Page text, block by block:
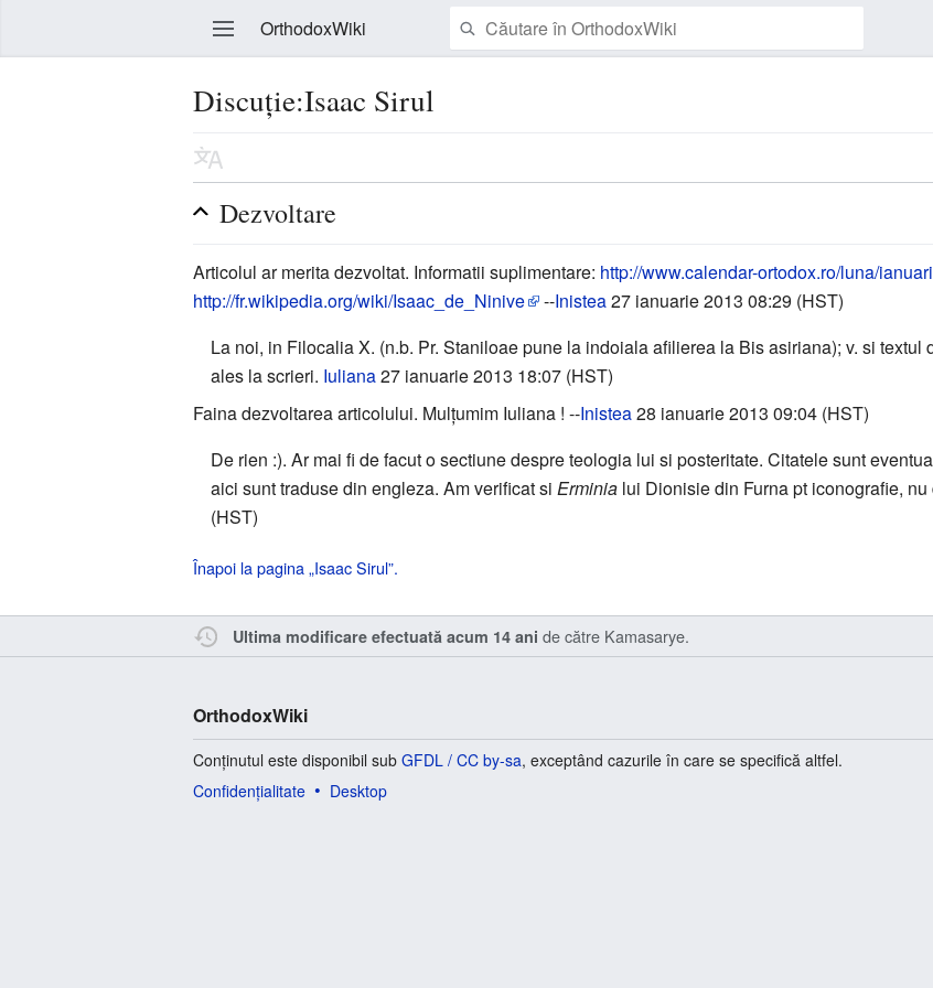
OrthodoxWiki
Modificare
Discuție:Isaac Sirul
Dezvoltare
Articolul ar merita dezvoltat. Informatii suplimentare: http://www.calendar-ortodox.ro/luna/
http://fr.wikipedia.org/wiki/Isaac_de_Ninive
--Inistea27 ianuarie 2013 08:29 (HST)
La noi, in Filocalia X. (n.b. Pr. Staniloae pune la indoiala afilierea la Bis asiriana); v. si
ales la scrieri. Iuliana27 ianuarie 2013 18:07 (HST)
Faina dezvoltarea articolului. Mulțumim Iuliana ! --Inistea28 ianuarie 2013 09:04 (HST)
De rien :). Ar mai fi de facut o sectiune despre teologia lui si posteritate. Citatele sunt
aici sunt traduse din engleza. Am verificat si Erminia lui Dionisie din Furna pt iconografie,
(HST)
Înapoi la pagina „Isaac Sirul”.
Ultima modificare efectuată acum 14 ani de către Kamasarye.
OrthodoxWiki
Conținutul este disponibil subGFDL / CC by-sa, exceptând cazurile în care se specifică altfel.
Confidențialitate
Desktop